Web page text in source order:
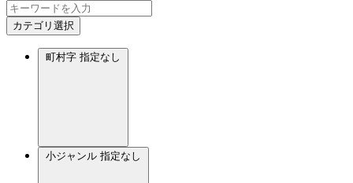
カテゴリ選択
町村字 指定なし
小ジャンル 指定なし